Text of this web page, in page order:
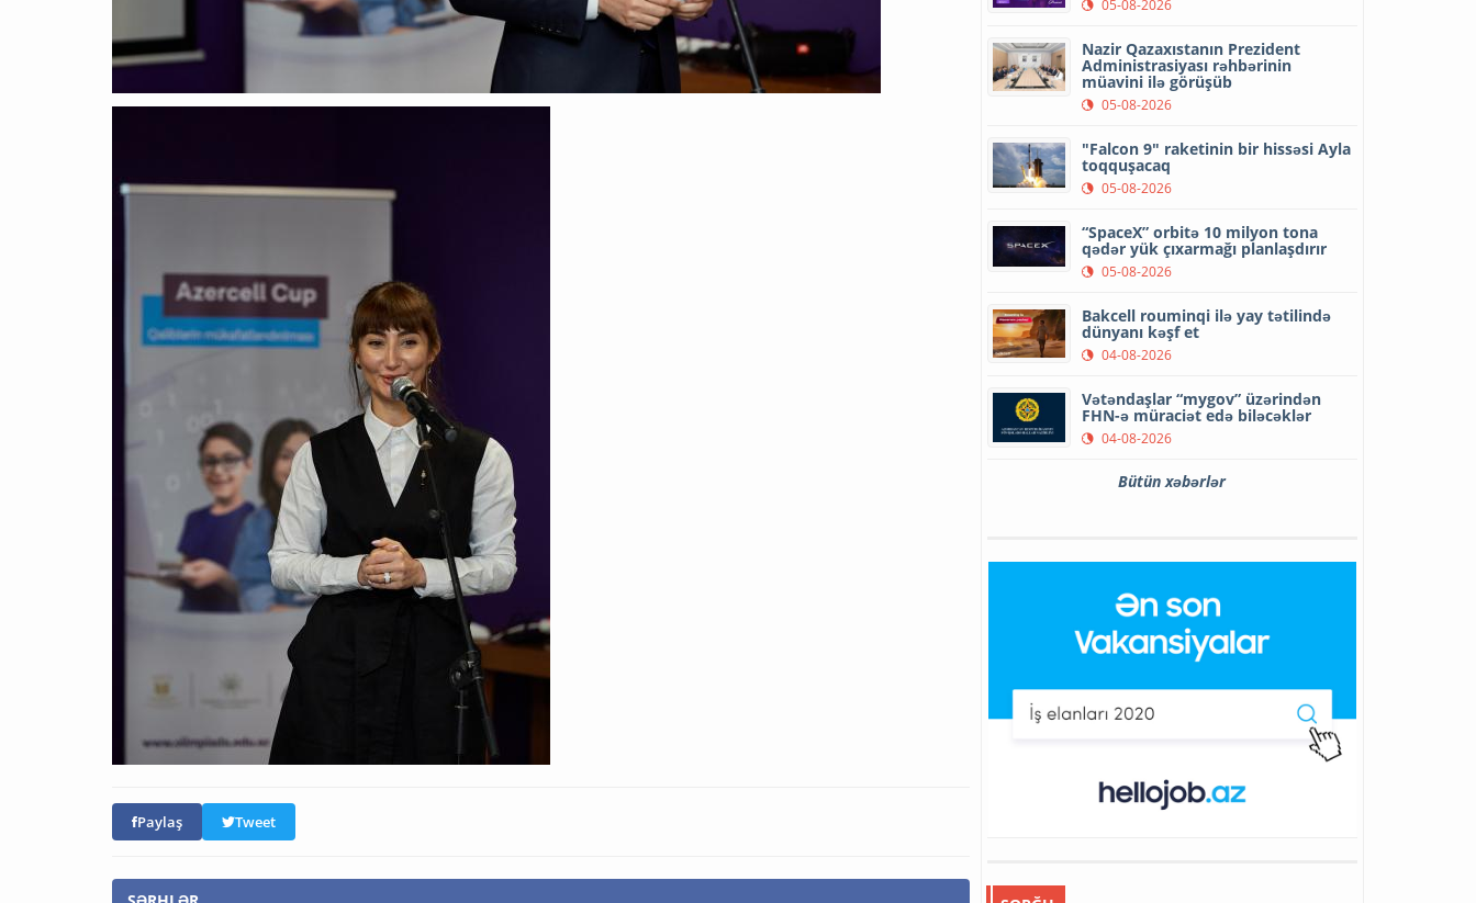
Paylaş Tweet
05-08-2026
Nazir Qazaxıstanın Prezident
Administrasiyası rəhbərinin
müavini ilə görüşüb
05-08-2026
"Falcon 9" raketinin bir hissəsi Ayla
toqquşacaq
05-08-2026
“SpaceX” orbitə 10 milyon tona
qədər yük çıxarmağı planlaşdırır
05-08-2026
Bakcell rouminqi ilə yay tətilində
dünyanı kəşf et
04-08-2026
Vətəndaşlar “mygov” üzərindən
FHN-ə müraciət edə biləcəklər
04-08-2026
Bütün xəbərlər